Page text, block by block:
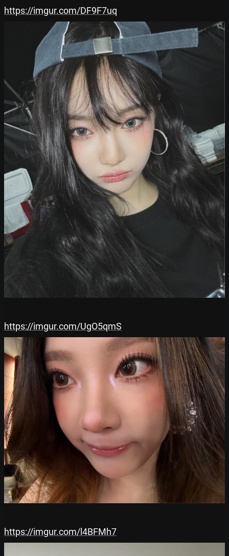
https://imgur.com/DF9F7uq
https://imgur.com/UgO5qmS
https://imgur.com/l4BFMh7